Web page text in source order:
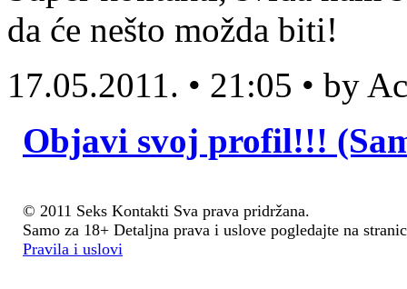
da će nešto možda biti!
17.05.2011. • 21:05 • by
Objavi svoj profil!!!
© 2011 Seks Kontakti Sva prava pridržana.
Samo za 18+ Detaljna prava i uslove pogledajte na
Pravila i uslovi